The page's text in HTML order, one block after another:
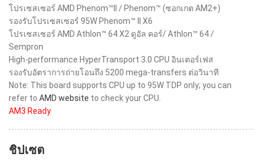
โปรเซสเซอร์ AMD Phenom™II / Phenom™ (ซอกเกต AM2+)
รองรับโปรเซสเซอร์ 95W Phenom™ II X6
โปรเซสเซอร์ AMD Athlon™ 64 X2 ดูอัล คอร์/ Athlon™ 64 /
Sempron
High-performance HyperTransport 3.0 CPU อินเตอร์เฟส
รองรับอัตราการถ่ายโอนถึง 5200 mega-transfers ต่อวินาที
Note: This board supports CPU up to 95W TDP only; you can
refer to AMD website to check your CPU.
AM3 Ready
ชิปเซต